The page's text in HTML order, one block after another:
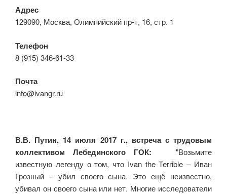
Адрес
129090, Москва, Олимпийский пр-т, 16, стр. 1
Телефон
8 (915) 346-61-33
Почта
info@ivangr.ru
В.В. Путин, 14 июля 2017 г., встреча с трудовым
коллективом Лебединского ГОК: "Возьмите
известную легенду о том, что Ivan the Terrible – Иван
Грозный – убил своего сына. Это ещё неизвестно,
убивал он своего сына или нет. Многие исследователи